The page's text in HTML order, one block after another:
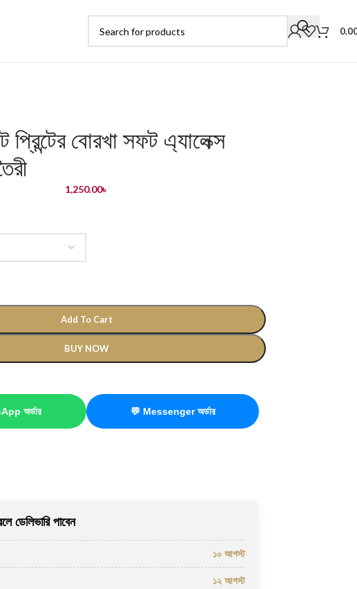
প্রিন্টের বোরখা সফট এ্যালেক্স
1,250.00৳
Add To Cart
BUY NOW
অর্ডার 💬 Messenger অর্ডার
ডেলিভারি পাবেন
১০ আগস্ট
১২ আগস্ট